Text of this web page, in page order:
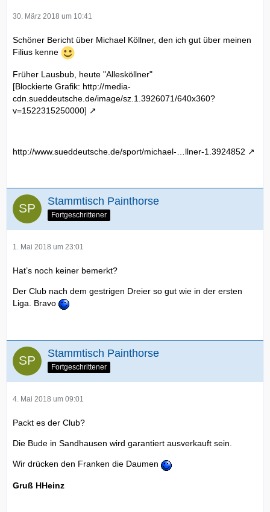
30. März 2018 um 10:41
Schöner Bericht über Michael Köllner, den ich gut über meinen
Filius kenne
Früher Lausbub, heute "Allesköllner"
[Blockierte Grafik: http://media-
cdn.sueddeutsche.de/image/sz.1.3926071/640x360?
v=1522315250000]
http://www.sueddeutsche.de/sport/michael-…llner-1.3924852
Stammtisch Painthorse
Fortgeschrittener
1. Mai 2018 um 23:01
Hat’s noch keiner bemerkt?
Der Club nach dem gestrigen Dreier so gut wie in der ersten
Liga. Bravo
Stammtisch Painthorse
Fortgeschrittener
4. Mai 2018 um 09:01
Packt es der Club?
Die Bude in Sandhausen wird garantiert ausverkauft sein.
Wir drücken den Franken die Daumen
Gruß HHeinz